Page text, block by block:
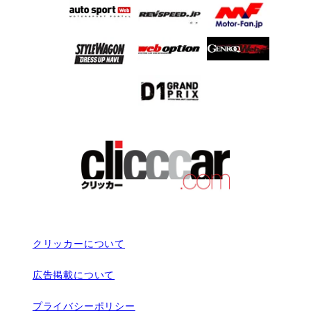
クリッカーについて
広告掲載について
プライバシーポリシー